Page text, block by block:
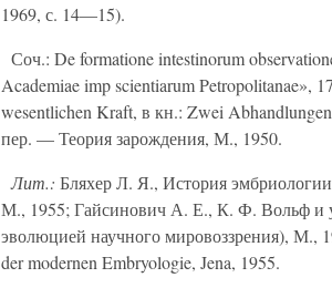
1969, с. 14—15).
Соч.: De formatione intestinorum
Academiae imp scientiarum Petropolitanae»,
wesentlichen Kraft, в кн.: Zwei
пер. — Теория зарождения, М., 1950.
Лит.: Бляхер Л. Я., История
М., 1955; Гайсинович А. Е., К. Ф. Вольф и
эволюцией научного мировоззрения), М.,
der modernen Embryologie, Jena, 1955.